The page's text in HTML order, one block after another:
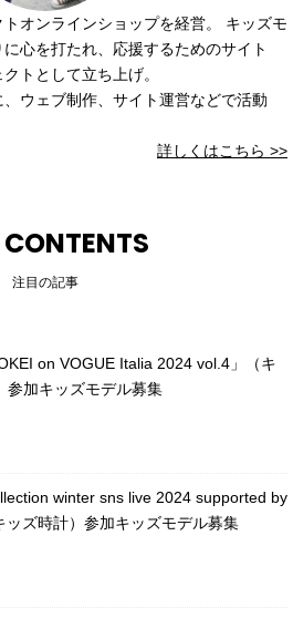
オンラインショップを経営。 キッズモ
心を打たれ、応援するためのサイト
トとして立ち上げ。
ウェブ制作、サイト運営などで活動
詳しくはこちら >>
注目の記事
on VOGUE Italia 2024 vol.4」（キ
参加キッズモデル募集
winter sns live 2024 supported by
ッズ時計）参加キッズモデル募集